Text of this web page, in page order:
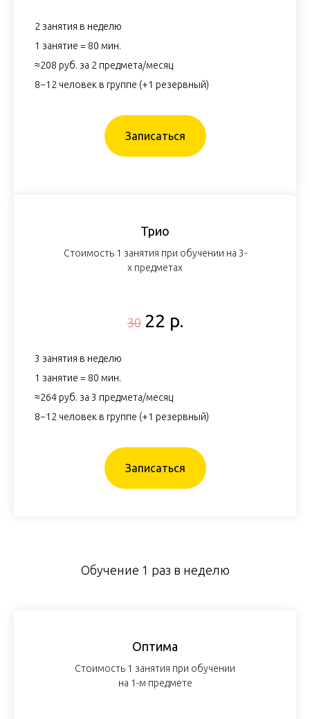
2 занятия в неделю
1 занятие = 80 мин.
≈208 руб. за 2 предмета/месяц
8−12 человек в группе (+1 резервный)
Записаться
Трио
Стоимость 1 занятия при обучении на 3-
х предметах
30 22 р.
3 занятия в неделю
1 занятие = 80 мин.
≈264 руб. за 3 предмета/месяц
8−12 человек в группе (+1 резервный)
Записаться
Обучение 1 раз в неделю
Оптима
Стоимость 1 занятия при обучении
на 1-м предмете